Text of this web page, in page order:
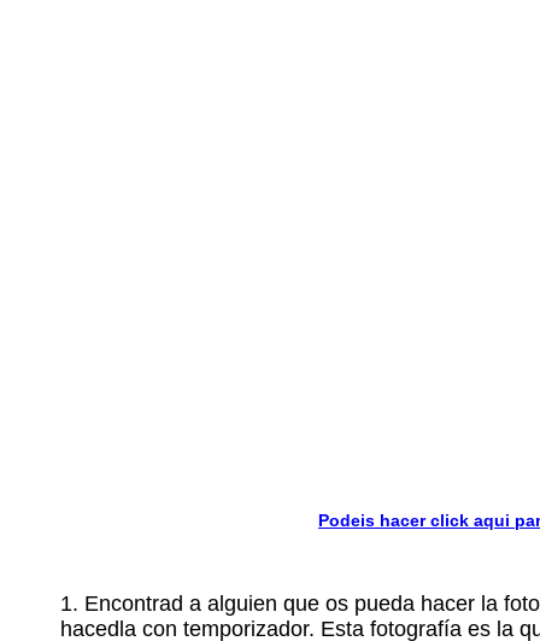
Podeis hacer click aqui
1. Encontrad a alguien que os pueda hacer la
hacedla con temporizador. Esta fotografía es la